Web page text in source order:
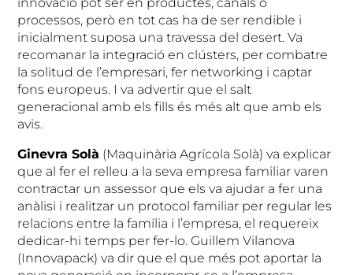
innovació pot ser en productes, canals o
processos, però en tot cas ha de ser rendible i
inicialment suposa una travessa del desert. Va
recomanar la integració en clústers, per combatre
la solitud de l’empresari, fer networking i captar
fons europeus. I va advertir que el salt
generacional amb els fills és més alt que amb els
avis.
Ginevra Solà (Maquinària Agrícola Solà) va explicar
que al fer el relleu a la seva empresa familiar varen
contractar un assessor que els va ajudar a fer una
anàlisi i realitzar un protocol familiar per regular les
relacions entre la família i l’empresa, el requereix
dedicar-hi temps per fer-lo. Guillem Vilanova
(Innovapack) va dir que el que més pot aportar la